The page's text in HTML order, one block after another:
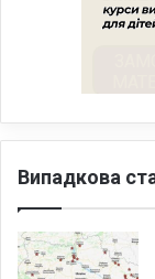
Випадкова